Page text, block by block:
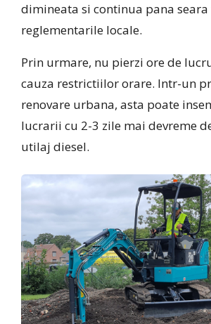
dimineata si continua pana
reglementarile locale.
Prin urmare, nu pierzi ore de
cauza restrictiilor orare. Intr-un
renovare urbana, asta poate
lucrarii cu 2-3 zile mai devreme
utilaj diesel.